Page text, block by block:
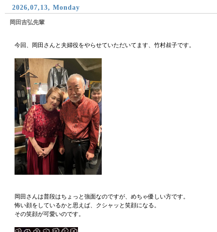
2026,07,13, Monday
岡田吉弘先輩
今回、岡田さんと夫婦役をやらせていただいてます、竹村叔子です。
岡田さんは普段はちょっと強面なのですが、めちゃ優しい方です。
怖い顔をしているかと思えば、クシャッと笑顔になる。
その笑顔が可愛いのです。